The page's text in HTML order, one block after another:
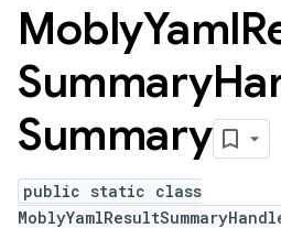
MoblyYaml
Summary
Summary
public static class